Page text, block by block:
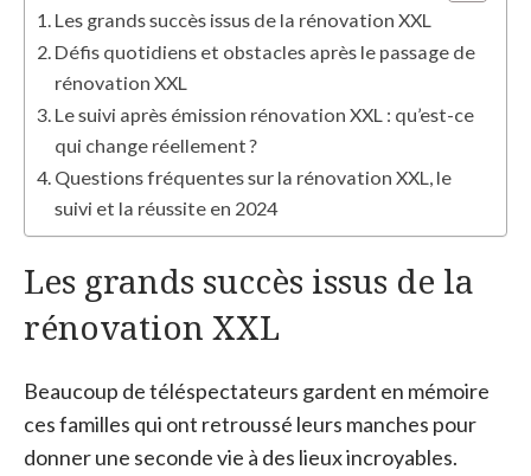
Les grands succès issus de la rénovation XXL
Défis quotidiens et obstacles après le passage de
rénovation XXL
Le suivi après émission rénovation XXL : qu’est-ce
qui change réellement ?
Questions fréquentes sur la rénovation XXL, le
suivi et la réussite en 2024
Les grands succès issus de la
rénovation XXL
Beaucoup de téléspectateurs gardent en mémoire
ces familles qui ont retroussé leurs manches pour
donner une seconde vie à des lieux incroyables.